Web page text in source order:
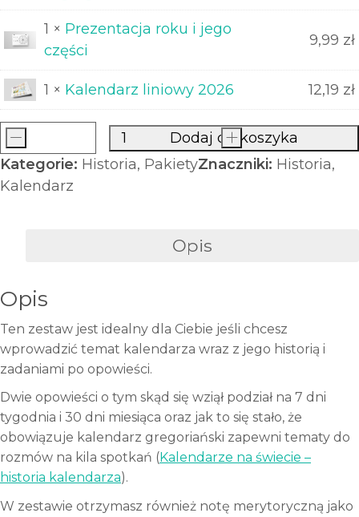
1 × Prezentacja roku i jego
części
9,99 zł
1 × Kalendarz liniowy 2026 12,19 zł
ilość
Zestaw
Historia
- +
Dodaj do koszyka
Kategorie: Historia, PakietyZnaczniki: Historia,
Kalendarz
Opis
Opis
Ten zestaw jest idealny dla Ciebie jeśli chcesz
wprowadzić temat kalendarza wraz z jego historią i
zadaniami po opowieści.
Dwie opowieści o tym skąd się wziął podział na 7 dni
tygodnia i 30 dni miesiąca oraz jak to się stało, że
obowiązuje kalendarz gregoriański zapewni tematy do
rozmów na kila spotkań ( Kalendarze na świecie –
historia kalendarza).
W zestawie otrzymasz również notę merytoryczną jako